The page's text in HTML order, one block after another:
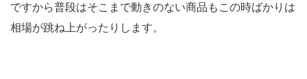
ですから普段はそこまで動きのない商品もこの時ばかりは
相場が跳ね上がったりします。